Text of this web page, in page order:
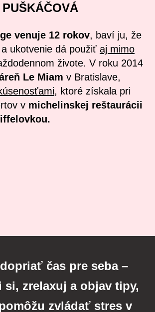
venuje 12 rokov, baví ju, že
ukotvenie dá použiť aj mimo
živote. V roku 2014
Le Miam v Bratislave,
, ktoré získala pri
v michelinskej reštaurácii
čas pre seba –
si, zrelaxuj a objav tipy,
zvládať stres v